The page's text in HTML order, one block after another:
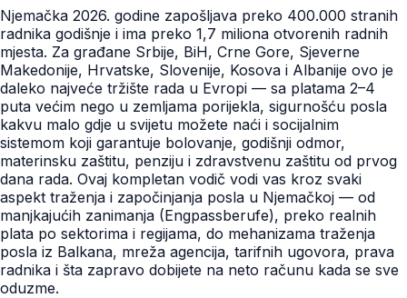
Njemačka 2026. godine zapošljava preko 400.000 stranih
radnika godišnje i ima preko 1,7 miliona otvorenih radnih
mjesta. Za građane Srbije, BiH, Crne Gore, Sjeverne
Makedonije, Hrvatske, Slovenije, Kosova i Albanije ovo je
daleko najveće tržište rada u Evropi — sa platama 2–4
puta većim nego u zemljama porijekla, sigurnošću posla
kakvu malo gdje u svijetu možete naći i socijalnim
sistemom koji garantuje bolovanje, godišnji odmor,
materinsku zaštitu, penziju i zdravstvenu zaštitu od prvog
dana rada. Ovaj kompletan vodič vodi vas kroz svaki
aspekt traženja i započinjanja posla u Njemačkoj — od
manjkajućih zanimanja (Engpassberufe), preko realnih
plata po sektorima i regijama, do mehanizama traženja
posla iz Balkana, mreža agencija, tarifnih ugovora, prava
radnika i šta zapravo dobijete na neto računu kada se sve
oduzme.